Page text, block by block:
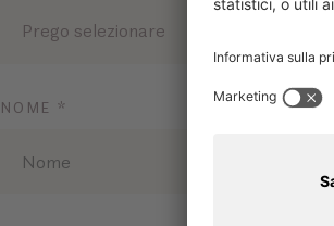
Prego selezionare
NOME *